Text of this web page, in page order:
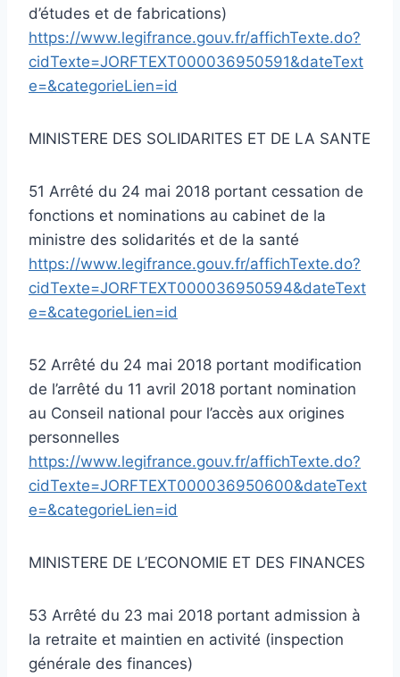
d’études et de fabrications)
https://www.legifrance.gouv.fr/affichTexte.do?
cidTexte=JORFTEXT000036950591&dateText
e=&categorieLien=id
MINISTERE DES SOLIDARITES ET DE LA SANTE
51 Arrêté du 24 mai 2018 portant cessation de
fonctions et nominations au cabinet de la
ministre des solidarités et de la santé
https://www.legifrance.gouv.fr/affichTexte.do?
cidTexte=JORFTEXT000036950594&dateText
e=&categorieLien=id
52 Arrêté du 24 mai 2018 portant modification
de l’arrêté du 11 avril 2018 portant nomination
au Conseil national pour l’accès aux origines
personnelles
https://www.legifrance.gouv.fr/affichTexte.do?
cidTexte=JORFTEXT000036950600&dateText
e=&categorieLien=id
MINISTERE DE L’ECONOMIE ET DES FINANCES
53 Arrêté du 23 mai 2018 portant admission à
la retraite et maintien en activité (inspection
générale des finances)